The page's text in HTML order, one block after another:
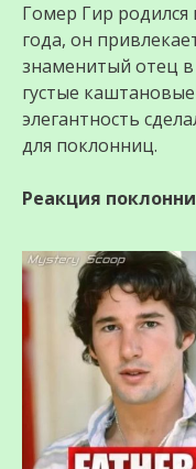
Гомер Гир родился
года, он
знаменитый отец в
густые
элегантность
для поклонниц.
Реакция